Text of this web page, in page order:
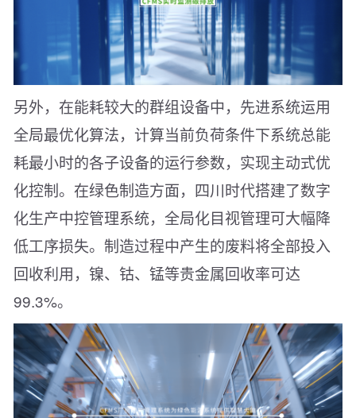
另外，在能耗较大的群组设备中，先进系统运用
全局最优化算法，计算当前负荷条件下系统总能
耗最小时的各子设备的运行参数，实现主动式优
化控制。在绿色制造方面，四川时代搭建了数字
化生产中控管理系统，全局化目视管理可大幅降
低工序损失。制造过程中产生的废料将全部投入
回收利用，镍、钴、锰等贵金属回收率可达
99.3%。